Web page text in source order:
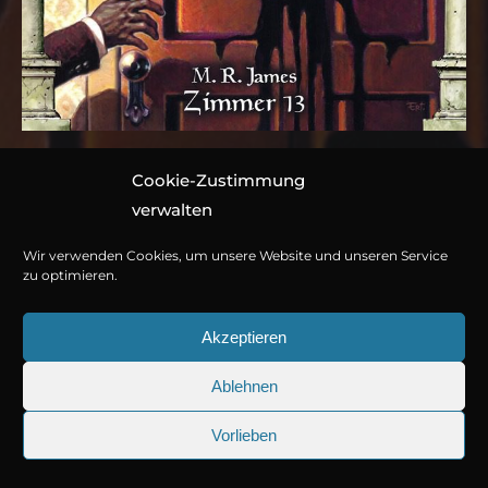
Cookie-Zustimmung
verwalten
Wir verwenden Cookies, um unsere Website und unseren Service
zu optimieren.
Akzeptieren
Ablehnen
Vorlieben
Folge 092: M.R. James –
Zimmer 13
Hörspiel von Marc Gruppe
1 CD ca. 49 Minuten
Jetzt kaufen oder streamen
© Copyright 2026Titania Medien GmbH.